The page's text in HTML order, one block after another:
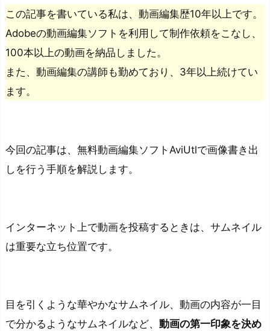
この記事を書いている私は、動画編集歴10年以上です。
Adobeの動画編集ソフトを利用して制作依頼をこなし、
100本以上の動画を納品しました。
また、動画編集の講師も勤めており、3年以上続けてい
ます。
今回の記事は、無料動画編集ソフトAviUtlで画像書き出
しを行う手順を解説します。
インターネット上で動画を投稿するときは、サムネイル
は重要な立ち位置です。
目を引くような華やかなサムネイル、動画の内容が一目
で分かるようなサムネイルなど、 動画の第一印象を決め